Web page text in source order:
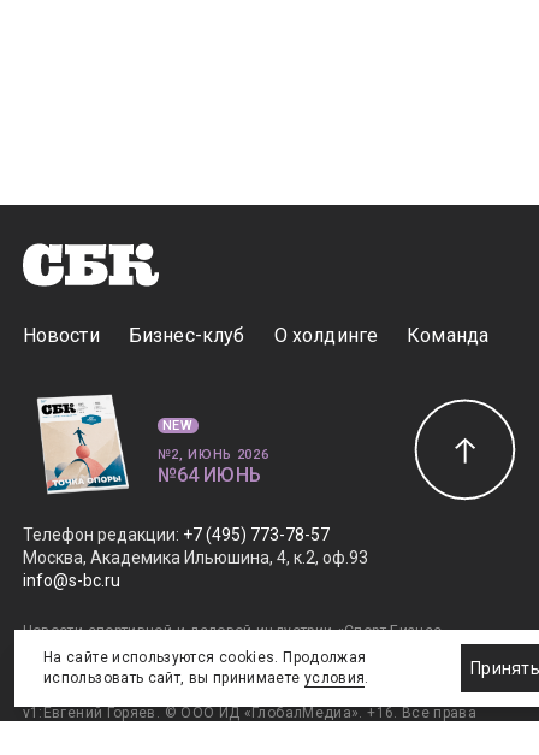
Новости Бизнес-клуб О холдинге Команда
Телефон редакции: +7 (495) 773-78-57
Москва, Академика Ильюшина, 4, к.2, оф.93
info@s-bc.ru
Новости спортивной и деловой индустрии «Спорт Бизнес
Консалтинг». Свидетельство СМИ ЭЛ № ФС77-47450.
Главный редактор Елена Савраева.Правовая информация
. Разработка v2:Андрей Загоруйко,
v1:Евгений Горяев. © ООО ИД «ГлобалМедиа». +16. Все права
NEW
№2, ИЮНЬ 2026
№64 ИЮНЬ
На сайте используются cookies. Продолжая
использовать сайт, вы принимаете условия.
Принять